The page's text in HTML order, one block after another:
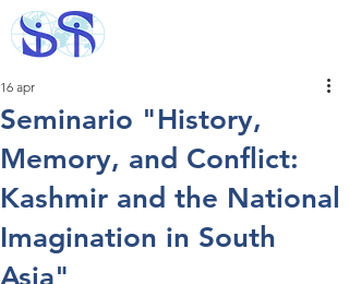
Seminario "History,
Memory, and Conflict:
Kashmir and the National
Imagination in South
Asia"
16 apr